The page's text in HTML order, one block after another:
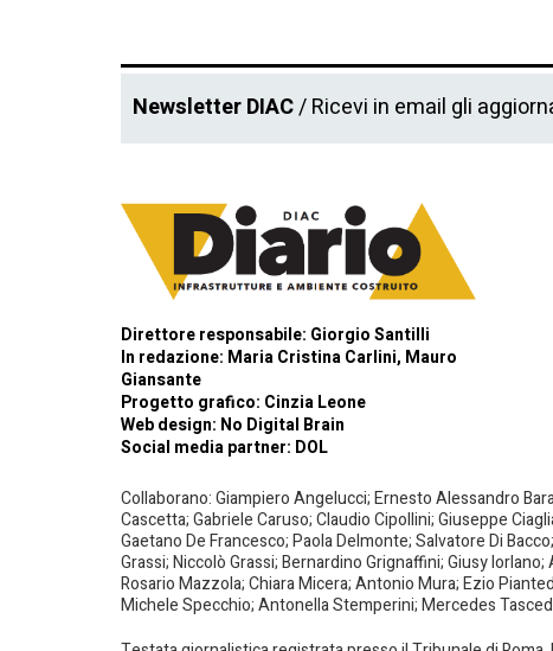
Newsletter DIAC/ Ricevi in email gli
Direttore responsabile: Giorgio Santilli
In redazione: Maria Cristina Carlini, Mauro
Giansante
Progetto grafico: Cinzia Leone
Web design: No Digital Brain
Social media partner: DOL
Collaborano: Giampiero Angelucci; Ernesto Alessandro
Cascetta; Gabriele Caruso; Claudio Cipollini; Giuseppe
Gaetano De Francesco; Paola Delmonte; Salvatore Di
Grassi; Niccolò Grassi; Bernardino Grignaffini; Giusy
Rosario Mazzola; Chiara Micera; Antonio Mura; Ezio
Michele Specchio; Antonella Stemperini; Mercedes